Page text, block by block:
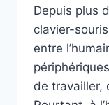
Depuis plus
clavier-
entre
de travailler,